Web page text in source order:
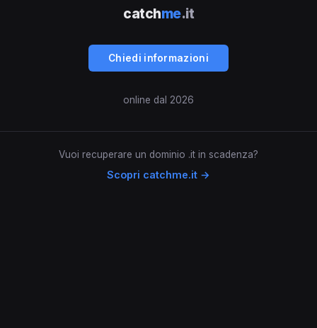
catchme.it
Chiedi informazioni
online dal 2026
Vuoi recuperare un dominio .it in scadenza?
Scopri catchme.it →